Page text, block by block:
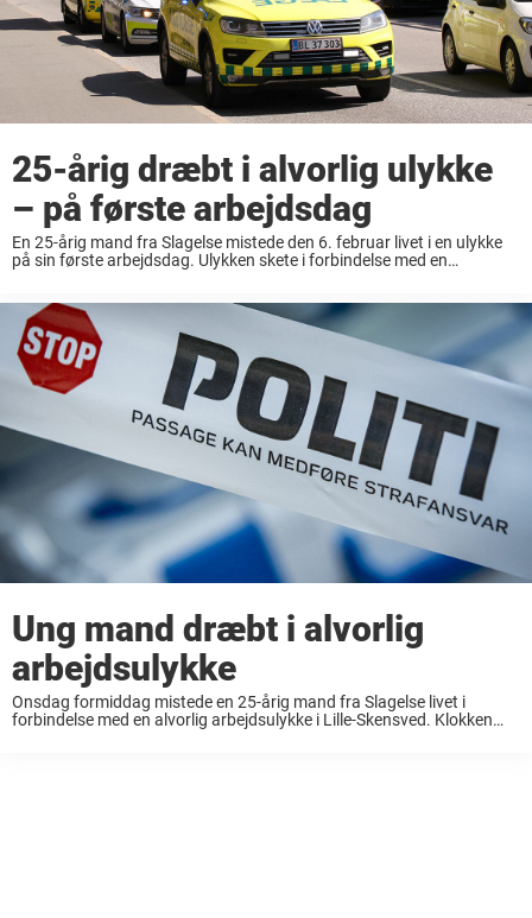
25-årig dræbt i alvorlig ulykke
– på første arbejdsdag
En 25-årig mand fra Slagelse mistede den 6. februar livet i en ulykke
på sin første arbejdsdag. Ulykken skete i forbindelse med en
Ung mand dræbt i alvorlig
arbejdsulykke
Onsdag formiddag mistede en 25-årig mand fra Slagelse livet i
forbindelse med en alvorlig arbejdsulykke i Lille-Skensved. Klokken